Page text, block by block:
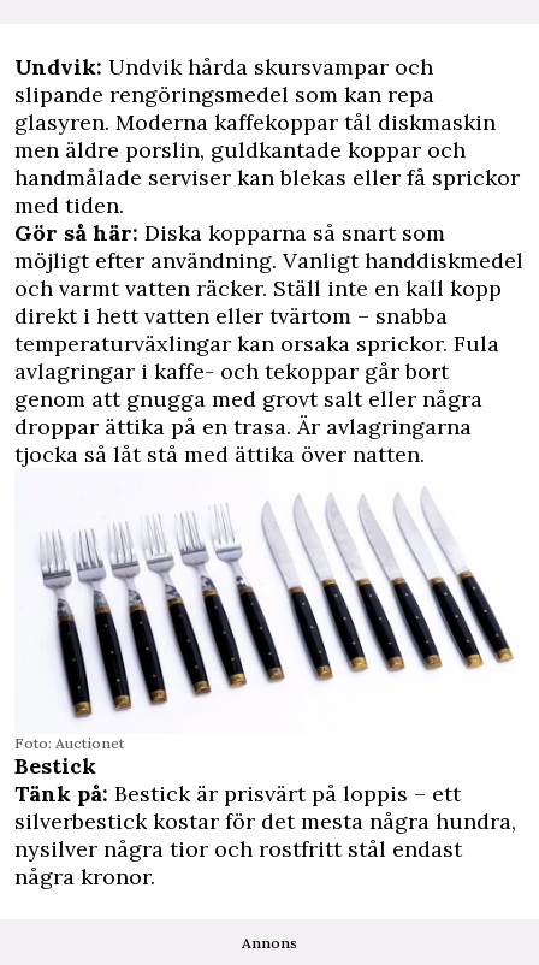
Undvik: Undvik hårda skursvampar och
slipande rengöringsmedel som kan repa
glasyren. Moderna kaffekoppar tål diskmaskin
men äldre porslin, guldkantade koppar och
handmålade serviser kan blekas eller få sprickor
med tiden.
Gör så här: Diska kopparna så snart som
möjligt efter användning. Vanligt handdiskmedel
och varmt vatten räcker. Ställ inte en kall kopp
direkt i hett vatten eller tvärtom – snabba
temperaturväxlingar kan orsaka sprickor. Fula
avlagringar i kaffe- och tekoppar går bort
genom att gnugga med grovt salt eller några
droppar ättika på en trasa. Är avlagringarna
tjocka så låt stå med ättika över natten.
Foto: Auctionet
Bestick
Tänk på: Bestick är prisvärt på loppis – ett
silverbestick kostar för det mesta några hundra,
nysilver några tior och rostfritt stål endast
några kronor.
Annons